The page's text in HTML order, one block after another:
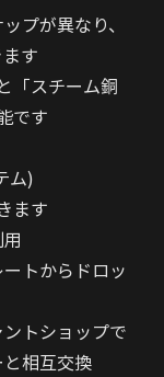
プが異なり、
す
「スチーム銅
です
ム)
ます
トからドロッ
トショップで
相互交換